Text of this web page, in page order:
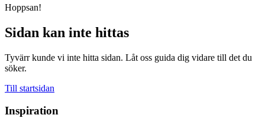
Hoppsan!
Sidan kan inte hittas
Tyvärr kunde vi inte hitta sidan. Låt oss guida dig vidare till det du
söker.
Till startsidan
Inspiration